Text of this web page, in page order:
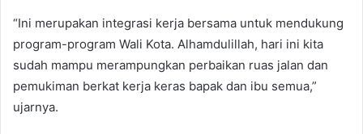
“Ini merupakan integrasi kerja bersama untuk mendukung
program-program Wali Kota. Alhamdulillah, hari ini kita
sudah mampu merampungkan perbaikan ruas jalan dan
pemukiman berkat kerja keras bapak dan ibu semua,”
ujarnya.